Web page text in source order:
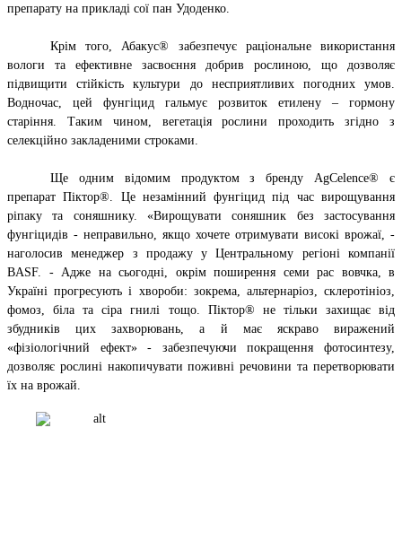
препарату на прикладі сої пан Удоденко.
Крім того, Абакус® забезпечує раціональне використання
вологи та ефективне засвоєння добрив рослиною, що дозволяє
підвищити стійкість культури до несприятливих погодних умов.
Водночас, цей фунгіцид гальмує розвиток етилену – гормону
старіння. Таким чином, вегетація рослини проходить згідно з
селекційно закладеними строками.
Ще одним відомим продуктом з бренду AgCelence® є
препарат Піктор®. Це незамінний фунгіцид під час вирощування
ріпаку та соняшнику. «Вирощувати соняшник без застосування
фунгіцидів - неправильно, якщо хочете отримувати високі врожаї, -
наголосив менеджер з продажу у Центральному регіоні компанії
BASF. - Адже на сьогодні, окрім поширення семи рас вовчка, в
Україні прогресують і хвороби: зокрема, альтернаріоз, склеротініоз,
фомоз, біла та сіра гнилі тощо. Піктор® не тільки захищає від
збудників цих захворювань, а й має яскраво виражений
«фізіологічний ефект» - забезпечуючи покращення фотосинтезу,
дозволяє рослині накопичувати поживні речовини та перетворювати
їх на врожай.